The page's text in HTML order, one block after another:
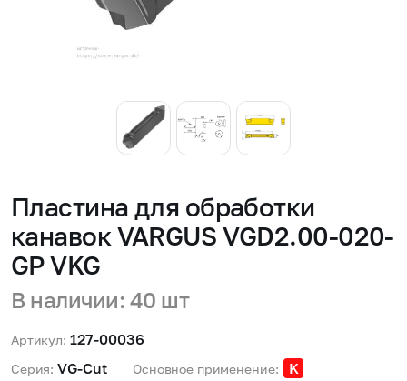
Пластина для обработки
канавок VARGUS VGD2.00-020-
GP VKG
В наличии: 40 шт
Артикул: 127-00036
Серия: VG-Cut Основное применение: K